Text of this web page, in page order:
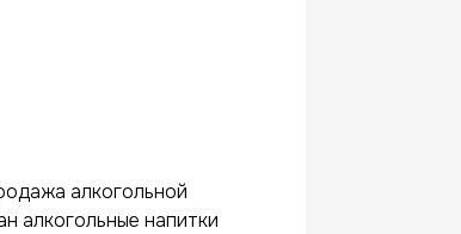
алкогольной
алкогольные напитки